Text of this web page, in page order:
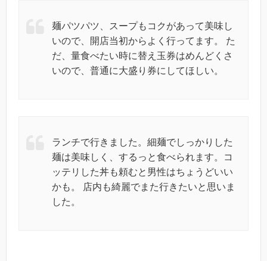
麺パツパツ、スープもコクがあって美味し
いので、開店当初からよく行ってます。 た
だ、量食べたい時に替え玉券はめんどくさ
いので、普通に大盛り券にしてほしい。
ランチで行きました。細麺でしっかりした
麺は美味しく、するっと食べられます。コ
ッテリした丼も頼むと男性はちょうどいい
かも。 店内も綺麗でまた行きたいと思いま
した。